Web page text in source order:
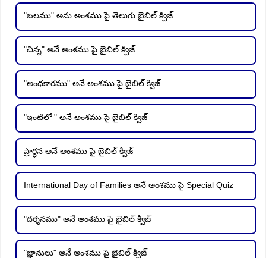
"బలము" అను అంశము పై తెలుగు బైబిల్ క్విజ్
"చిన్న" అనే అంశము పై బైబిల్ క్విజ్
"అంధకారము" అనే అంశము పై బైబిల్ క్విజ్
"ఇంటిలో " అనే అంశము పై బైబిల్ క్విజ్
ప్రార్ధన అనే అంశము పై బైబిల్ క్విజ్
International Day of Families అనే అంశము పై Special Quiz
"దర్శనము" అనే అంశము పై బైబిల్ క్విజ్
"జ్ఞానులు" అనే అంశము పై బైబిల్ క్విజ్